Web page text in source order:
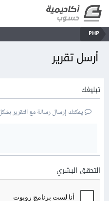
PHP
أرسل تقرير
تبليغك
يمكنك إرسال رسالة مع التقرير
التحقق البشري